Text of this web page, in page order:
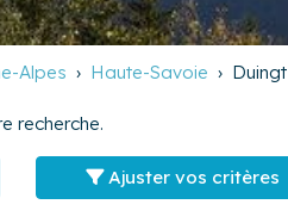
Alpes Haute-Savoie Duingt
recherche.
Ajuster vos critères